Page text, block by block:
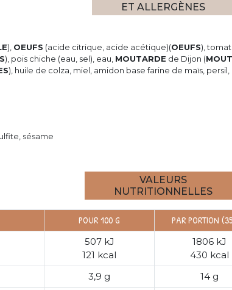
ET ALLERGÈNES
), OEUFS (acide citrique, acide acétique)(OEUFS),
), pois chiche (eau, sel), eau, MOUTARDE de Dijon (
), huile de colza, miel, amidon base farine de maïs, persil,
sésame
VALEURS
NUTRITIONNELLES
POUR 100 G PAR PORTION
507 kJ
121 kcal
1806 kJ
430 kcal
3,9 g
14 g